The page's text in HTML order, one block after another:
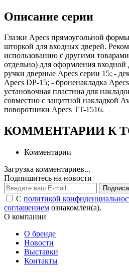
Описание серии
Глазки Apecs прямоугольной
шторкой для входных дверей.
использованию с другими
отдельно) для оформления
ручки дверные Apecs серии 15; -
Apecs DP-15; - броненакладка
установочная пластина для
совместно с защитной накладкой
поворотники Apecs TT-1516.
КОММЕНТАРИИ К
Комментарии
Загрузка комментариев...
Подпишитесь на новости
С политикой
соглашением ознакомлен(а).
О компании
О бренде
Новости
Выставки
Контакты